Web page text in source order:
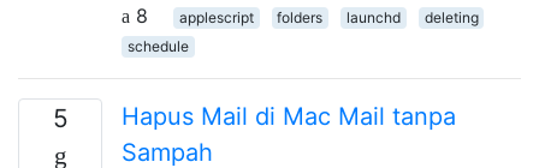
8
applescript folders launchd
deleting
schedule
5
Hapus Mail di Mac Mail tanpa
Sampah